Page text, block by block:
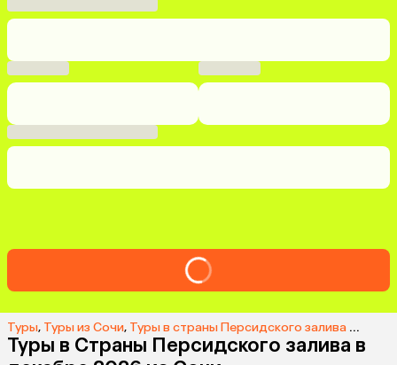
Туры, Туры из Сочи, Туры в страны Персидского залива из Сочи
Туры в Страны Персидского залива в